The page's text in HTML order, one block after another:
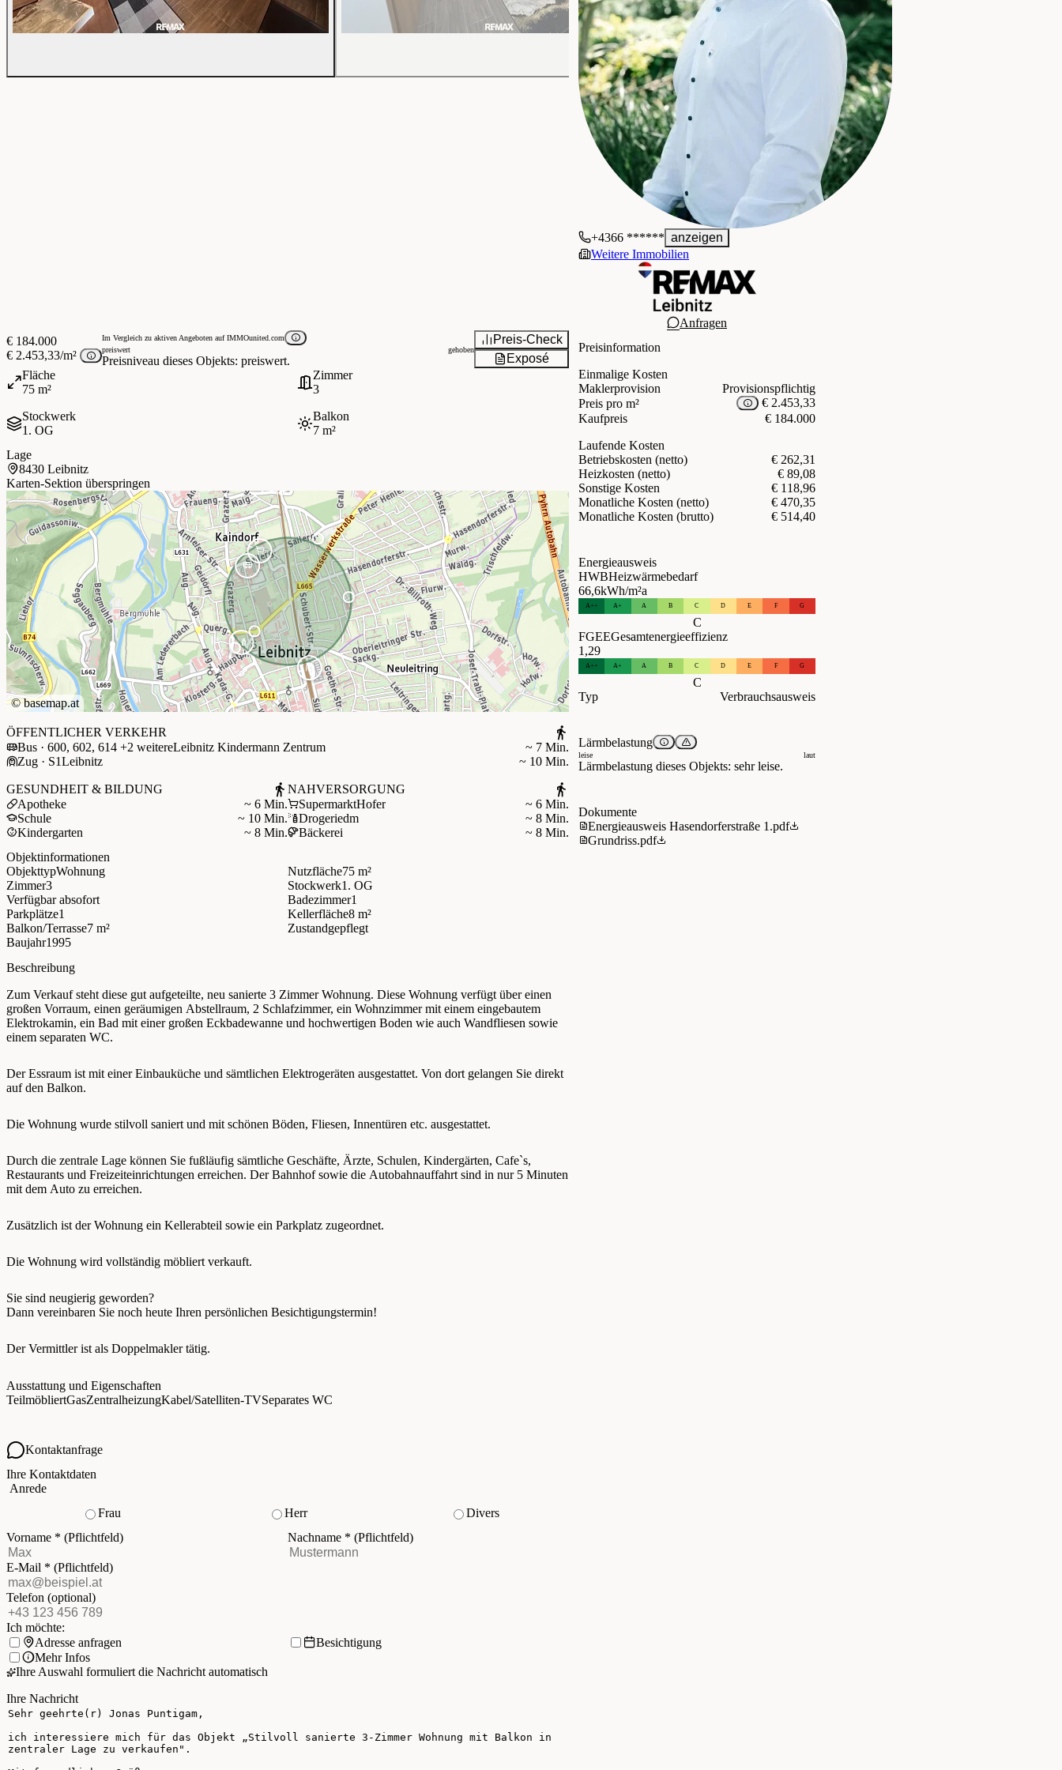
€ 184.000
€ 2.453,33/m²
Im Vergleich zu aktiven Angeboten auf IMMOunited.com
preiswert
gehoben
Preisniveau dieses Objekts: preiswert.
Preis-Check
Exposé
Fläche
75 m²
Zimmer
3
Stockwerk
1. OG
Balkon
7 m²
Lage
8430 Leibnitz
Karten-Sektion überspringen
+
−
©basemap.at
ÖFFENTLICHER VERKEHR
Bus · 600, 602, 614 +2 weitereLeibnitz Kindermann Zentrum
~ 7 Min.
Zug · S1Leibnitz ~ 10 Min.
GESUNDHEIT & BILDUNG
Apotheke
~ 6 Min.
Schule
~ 10 Min.
Kindergarten
~ 8 Min.
NAHVERSORGUNG
SupermarktHofer
~ 6 Min.
Drogeriedm
~ 8 Min.
Bäckerei
~ 8 Min.
Objektinformationen
ObjekttypWohnung Nutzfläche75 m²
Zimmer3 Stockwerk1. OG
Verfügbar absofort Badezimmer1
Parkplätze1 Kellerfläche8 m²
Balkon/Terrasse7 m² Zustandgepflegt
Baujahr1995
Beschreibung
Zum Verkauf steht diese gut aufgeteilte, neu sanierte 3 Zimmer Wohnung. Diese Wohnung verfügt über einen
großen Vorraum, einen geräumigen Abstellraum, 2 Schlafzimmer, ein Wohnzimmer mit einem eingebautem
Elektrokamin, ein Bad mit einer großen Eckbadewanne und hochwertigen Boden wie auch Wandfliesen sowie
einem separaten WC.
Der Essraum ist mit einer Einbauküche und sämtlichen Elektrogeräten ausgestattet. Von dort gelangen Sie direkt
auf den Balkon.
Die Wohnung wurde stilvoll saniert und mit schönen Böden, Fliesen, Innentüren etc. ausgestattet.
Durch die zentrale Lage können Sie fußläufig sämtliche Geschäfte, Ärzte, Schulen, Kindergärten, Cafe`s,
Restaurants und Freizeiteinrichtungen erreichen. Der Bahnhof sowie die Autobahnauffahrt sind in nur 5 Minuten
mit dem Auto zu erreichen.
Zusätzlich ist der Wohnung ein Kellerabteil sowie ein Parkplatz zugeordnet.
Die Wohnung wird vollständig möbliert verkauft.
Sie sind neugierig geworden?
Dann vereinbaren Sie noch heute Ihren persönlichen Besichtigungstermin!
Der Vermittler ist als Doppelmakler tätig.
Ausstattung und Eigenschaften
TeilmöbliertGasZentralheizungKabel/Satelliten-TVSeparates WC
Energieausweis
HWBHeizwärmebedarf
66,6kWh/m²a
A++ A+ A B C D E F G
C
FGEEGesamtenergieeffizienz
1,29
A++ A+ A B C D E F G
C
Typ
Verbrauchsausweis
Lärmbelastung
leise laut
Lärmbelastung dieses Objekts: sehr leise.
Preisinformation
Einmalige Kosten
Maklerprovision
Provisionspflichtig
Preis pro m²
€ 2.453,33
Kaufpreis
€ 184.000
Laufende Kosten
Betriebskosten (netto)
€ 262,31
Heizkosten (netto)
€ 89,08
Sonstige Kosten
€ 118,96
Monatliche Kosten (netto)
€ 470,35
Monatliche Kosten (brutto)
€ 514,40
Dokumente
Energieausweis Hasendorferstraße 1.pdf
Grundriss.pdf
+4366 ****** anzeigen
Weitere Immobilien
Anfragen
Kontaktanfrage
Ihre Kontaktdaten
Anrede
Frau
Herr
Divers
Vorname * (Pflichtfeld) Nachname * (Pflichtfeld)
E-Mail * (Pflichtfeld)
Telefon (optional)
Ich möchte:
Adresse anfragen
Besichtigung
Mehr Infos
Ihre Auswahl formuliert die Nachricht automatisch
Ihre Nachricht